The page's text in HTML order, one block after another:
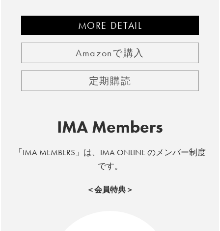
MORE DETAIL
Amazonで購入
定期購読
IMA Members
「IMA MEMBERS」は、IMA ONLINE のメンバー制度
です。
＜会員特典＞